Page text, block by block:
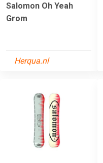
Salomon Oh Yeah
Grom
Herqua.nl